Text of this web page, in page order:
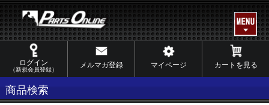
ログイン
（新規会員登録）
メルマガ登録 マイページ カートを見る
商品検索